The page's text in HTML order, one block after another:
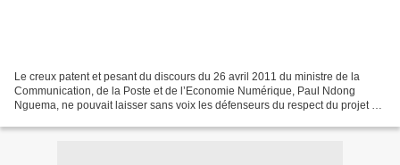
Le creux patent et pesant du discours du 26 avril 2011 du ministre de la
Communication, de la Poste et de l’Economie Numérique, Paul Ndong
Nguema, ne pouvait laisser sans voix les défenseurs du respect du projet de